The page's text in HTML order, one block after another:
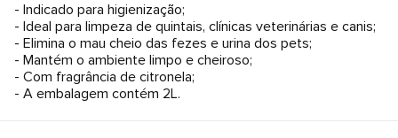
- Indicado para higienização;
- Ideal para limpeza de quintais, clínicas veterinárias e canis;
- Elimina o mau cheio das fezes e urina dos pets;
- Mantém o ambiente limpo e cheiroso;
- Com fragrância de citronela;
- A embalagem contém 2L.